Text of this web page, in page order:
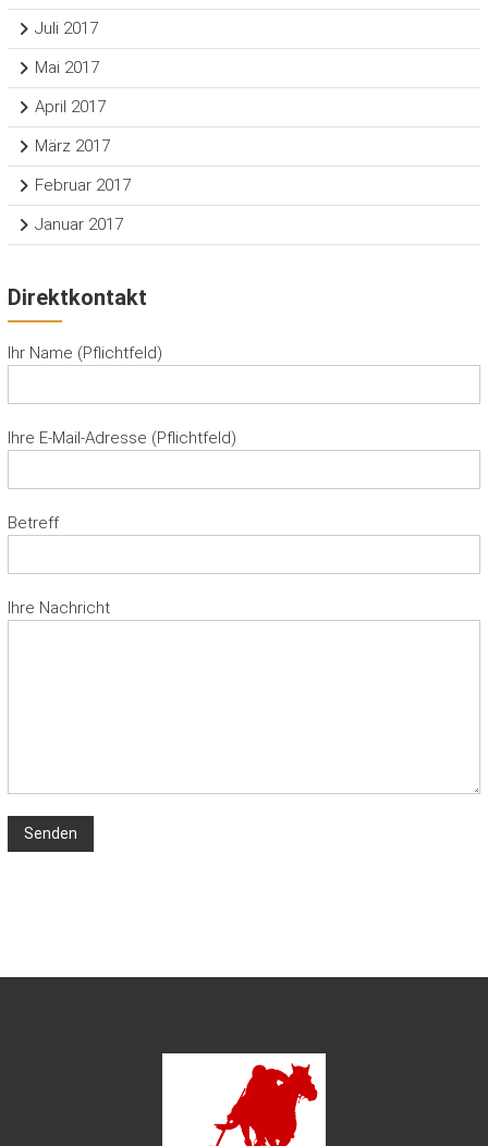
Juli 2017
Mai 2017
April 2017
März 2017
Februar 2017
Januar 2017
Direktkontakt
Ihr Name (Pflichtfeld)
Ihre E-Mail-Adresse (Pflichtfeld)
Betreff
Ihre Nachricht